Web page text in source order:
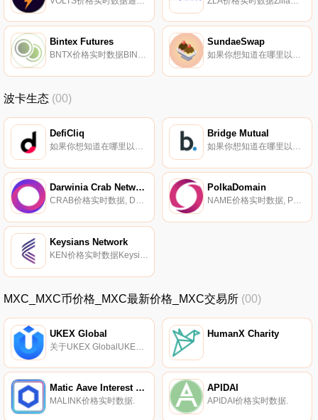
Bintex Futures
BNTX价格实时数据BINTEXFUTURES声称是一个由BINTEXPAY和各种其他加密货币组成的加密货币交换项目。它声称传达了集中式交换机的最佳性能,特别是速度和便利性,以及去中心化交换机的所有安全优势。据称,BNTX代币（ERC-20）将被用作BINTEXFUTURES交易所的基础货币.
SundaeSwap
如果你想知道在哪里以当前价格购买SundaeSwap,目前交易{SundaeSwap]股票的顶级加密货币交易所是Bitrue、CoinEx和SundaeSwap。您可以在我们的加密货币交易所页面上找到其他列表.
波卡生态 (00)
DefiCliq Bridge Mutual
Darwinia Crab Network
CRAB价格实时数据, Darwinia Crab Network（简称Crab）是达尔文主义的一个具有现实经济学意义的金丝雀网络,Crab的定位类似于Polkadot；草间弥生网络。预期混乱是合理的预期。Crab主要为达尔文主义提供了一个模拟环境；s的升级和应用程序部署,执行各种激进的实验.
PolkaDomain
NAME价格实时数据, Polka.Domain是一个可互操作和去中心化的区块链命名服务,具有基于Polkadot的集成域和NFT市场。Polka.Domain由Polkadot网络保护,旨在将加密地址集成到去中心化的域中,同时保护用户隐私。并赋予最终用户对其数据和资源的所有权.
Keysians Network
KEN价格实时数据Keysian是基于Substrate框架开发的,据报道可以在区块链上独立运行。它声称支持WASM运行时环境和在线升级,而无需节点分叉。网络的底层使用libp2p组件进行对等通信。Keysian是使用Rust编程语言开发的,旨在提供高效率和安全性.
MXC_MXC币价格_MXC最新价格_MXC交易所 (00)
UKEX Global
关于UKEX GlobalUKEX是一家总部位于英国的中央交易所,支持英镑对。
HumanX Charity
Matic Aave Interest Bearing LINK
MALINK价格实时数据.
APIDAI
APIDAI价格实时数据.